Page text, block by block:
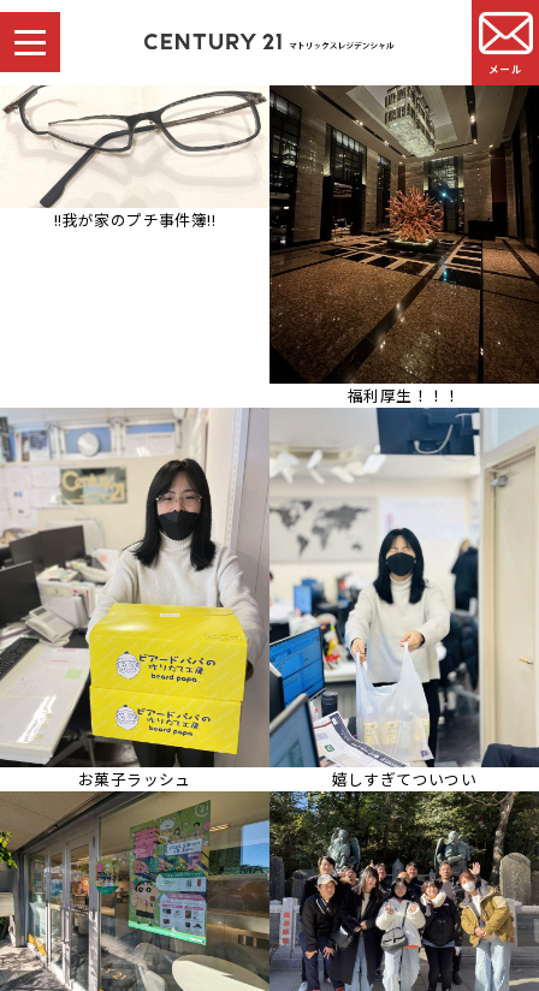
メール
!!我が家のプチ事件簿!!
福利厚生！！！
お菓子ラッシュ 嬉しすぎてついつい